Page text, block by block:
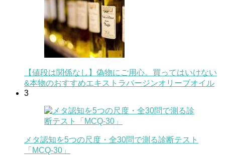
【値段は関係なし】偽物にご用心。買ってはいけない
&本物のおすすめエキストラバージンオリーブオイル
3
メタ認知を5つの尺度・全30問で測る診断テスト
「MCQ-30」